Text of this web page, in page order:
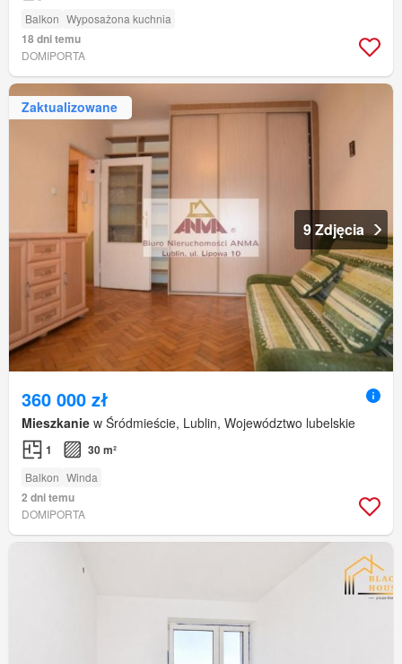
Balkon Wyposażona kuchnia
18 dni temu
DOMIPORTA
Zaktualizowane
9 Zdjęcia
360 000 zł
Mieszkanie w Śródmieście, Lublin, Województwo lubelskie
1 30 m²
Balkon Winda
2 dni temu
DOMIPORTA